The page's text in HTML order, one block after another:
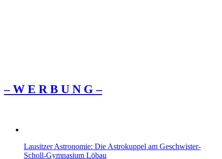
– W Ε R Β U Ν G –
Lausitzer Astronomie: Die Astrokuppel am Geschwister-
Scholl-Gymnasium Löbau